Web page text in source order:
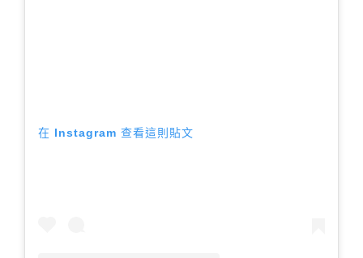
在 Instagram 查看這則貼文